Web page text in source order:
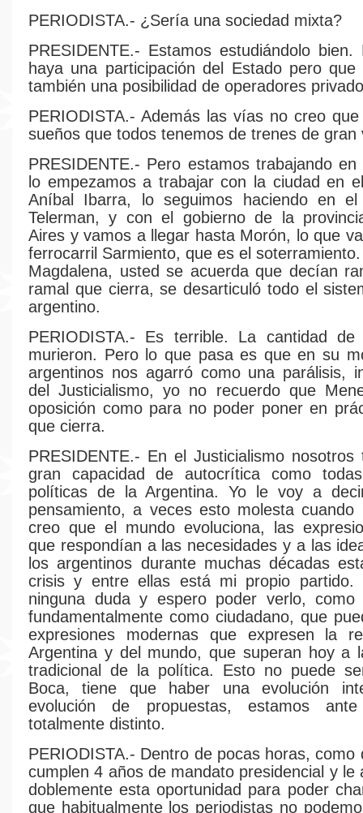
PERIODISTA.- ¿Sería una sociedad mixta?
PRESIDENTE.- Estamos estudiándolo
haya una participación del Estado pero que
también una posibilidad de operadores
PERIODISTA.- Además las vías no creo
sueños que todos tenemos de trenes de gran
PRESIDENTE.- Pero estamos trabajando
lo empezamos a trabajar con la ciudad en
Aníbal Ibarra, lo seguimos haciendo en
Telerman, y con el gobierno de la
Aires y vamos a llegar hasta Morón, lo que
ferrocarril Sarmiento, que es el
Magdalena, usted se acuerda que decían
ramal que cierra, se desarticuló todo el
argentino.
PERIODISTA.- Es terrible. La cantidad de
murieron. Pero lo que pasa es que en su
argentinos nos agarró como una parálisis,
del Justicialismo, yo no recuerdo que
oposición como para no poder poner en
que cierra.
PRESIDENTE.- En el Justicialismo nosotros
gran capacidad de autocrítica como
políticas de la Argentina. Yo le voy a
pensamiento, a veces esto molesta cuando
creo que el mundo evoluciona, las
que respondían a las necesidades y a las
los argentinos durante muchas décadas
crisis y entre ellas está mi propio partido.
ninguna duda y espero poder verlo, como
fundamentalmente como ciudadano, que
expresiones modernas que expresen la
Argentina y del mundo, que superan hoy a
tradicional de la política. Esto no puede
Boca, tiene que haber una evolución
evolución de propuestas, estamos
totalmente distinto.
PERIODISTA.- Dentro de pocas horas, como
cumplen 4 años de mandato presidencial y le
doblemente esta oportunidad para poder
que habitualmente los periodistas no